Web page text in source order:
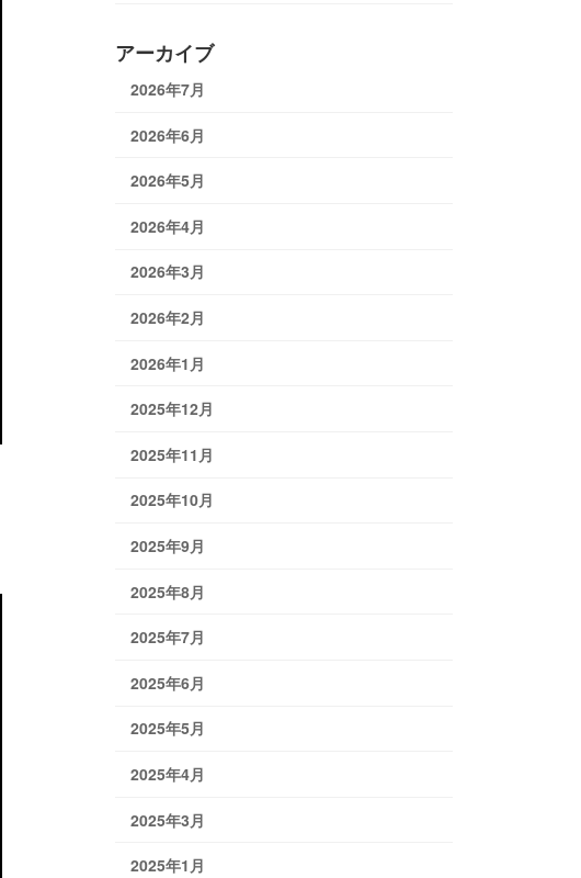
アーカイブ
2026年7月
2026年6月
2026年5月
2026年4月
2026年3月
2026年2月
2026年1月
2025年12月
2025年11月
2025年10月
2025年9月
2025年8月
2025年7月
2025年6月
2025年5月
2025年4月
2025年3月
2025年1月